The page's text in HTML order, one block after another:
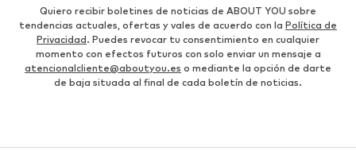
Quiero recibir boletines de noticias de ABOUT YOU sobre
tendencias actuales, ofertas y vales de acuerdo con la Política de
Privacidad. Puedes revocar tu consentimiento en cualquier
momento con efectos futuros con solo enviar un mensaje a
atencionalcliente@aboutyou.es o mediante la opción de darte
de baja situada al final de cada boletín de noticias.